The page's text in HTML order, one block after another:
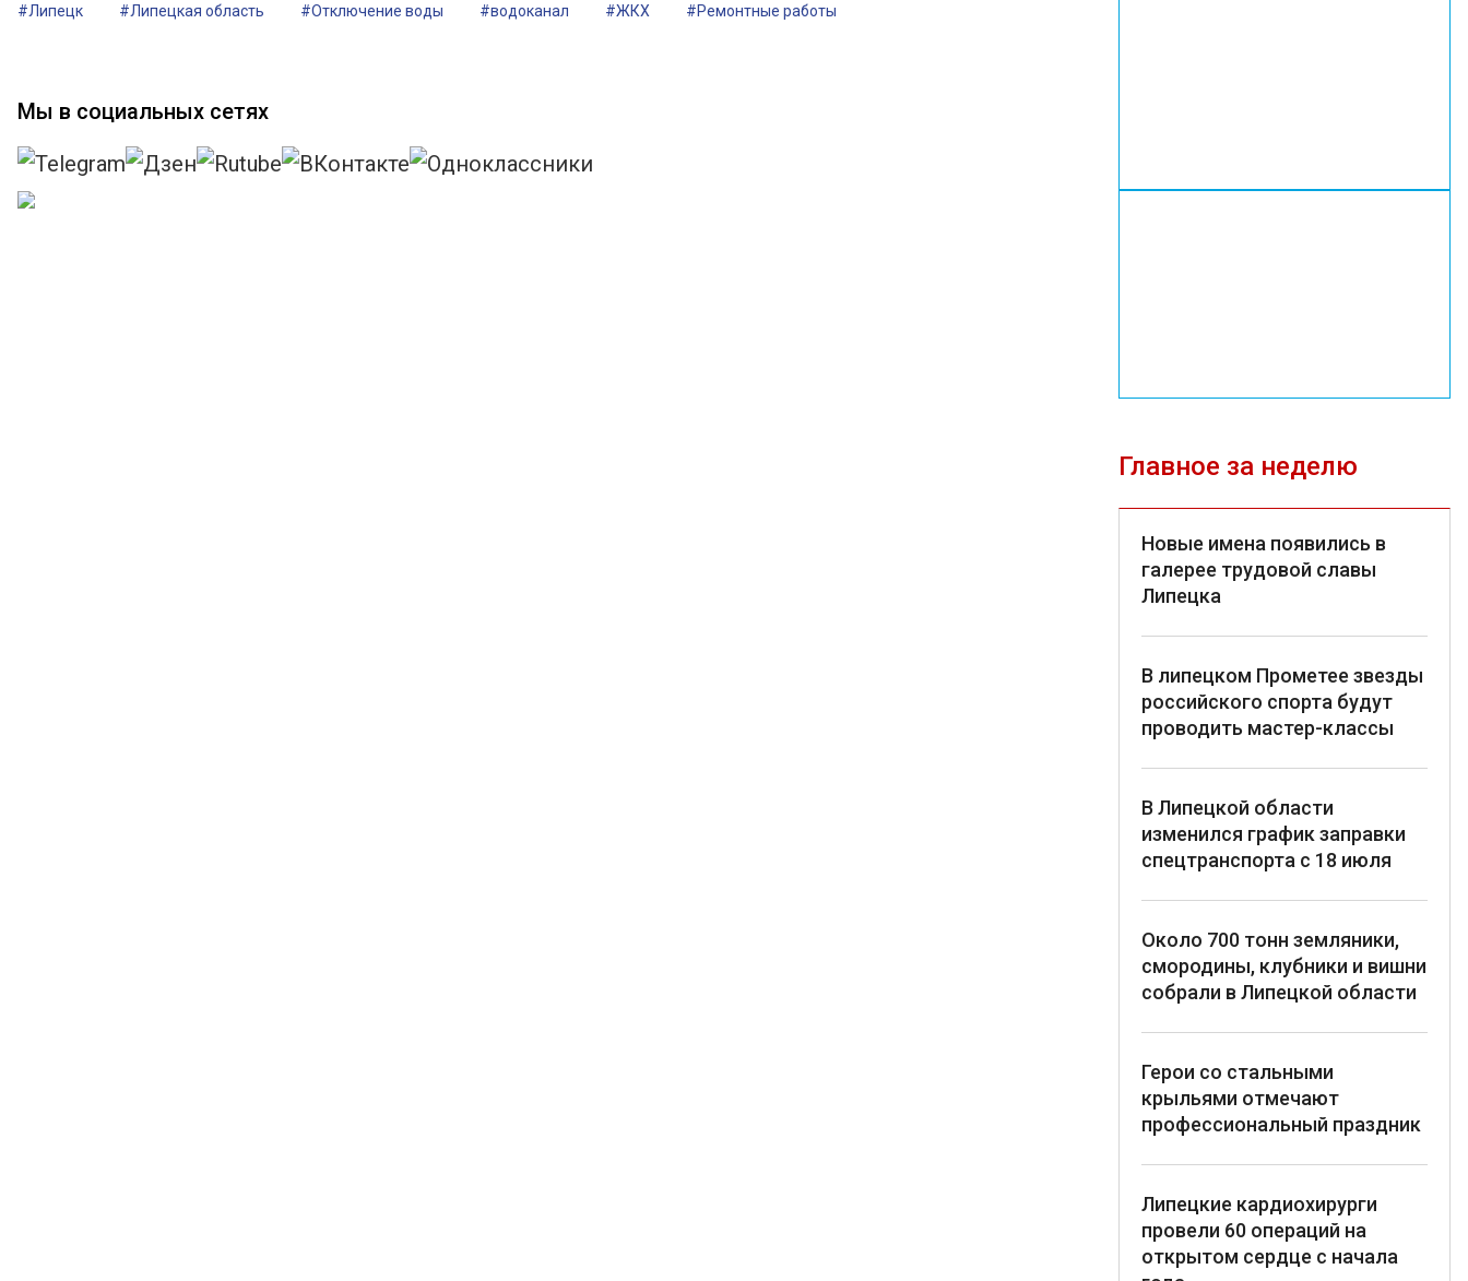
#Липецк #Липецкая область #Отключение воды #водоканал #ЖКХ #Ремонтные работы
Мы в социальных сетях
Главное за неделю
Новые имена появились в
галерее трудовой славы
Липецка
В липецком Прометее звезды
российского спорта будут
проводить мастер-классы
В Липецкой области
изменился график заправки
спецтранспорта с 18 июля
Около 700 тонн земляники,
смородины, клубники и вишни
собрали в Липецкой области
Герои со стальными
крыльями отмечают
профессиональный праздник
Липецкие кардиохирурги
провели 60 операций на
открытом сердце с начала